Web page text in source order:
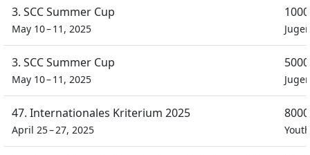
3. SCC Summer Cup
May 10 – 11, 2025
3. SCC Summer Cup
May 10 – 11, 2025
47. Internationales Kriterium 2025
April 25 – 27, 2025